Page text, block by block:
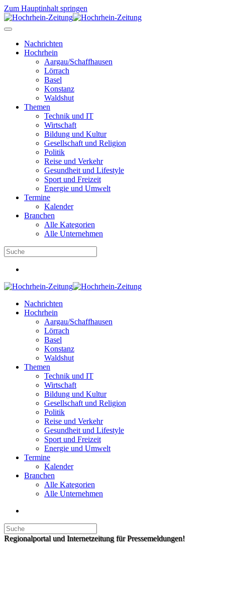
Zum Hauptinhalt springen
Nachrichten
Hochrhein
Aargau/Schaffhausen
Lörrach
Basel
Konstanz
Waldshut
Themen
Technik und IT
Wirtschaft
Bildung und Kultur
Gesellschaft und Religion
Politik
Reise und Verkehr
Gesundheit und Lifestyle
Sport und Freizeit
Energie und Umwelt
Termine
Kalender
Branchen
Alle Kategorien
Alle Unternehmen
Nachrichten
Hochrhein
Aargau/Schaffhausen
Lörrach
Basel
Konstanz
Waldshut
Themen
Technik und IT
Wirtschaft
Bildung und Kultur
Gesellschaft und Religion
Politik
Reise und Verkehr
Gesundheit und Lifestyle
Sport und Freizeit
Energie und Umwelt
Termine
Kalender
Branchen
Alle Kategorien
Alle Unternehmen
Regionalportal und Internetzeitung für Pressemeldungen!